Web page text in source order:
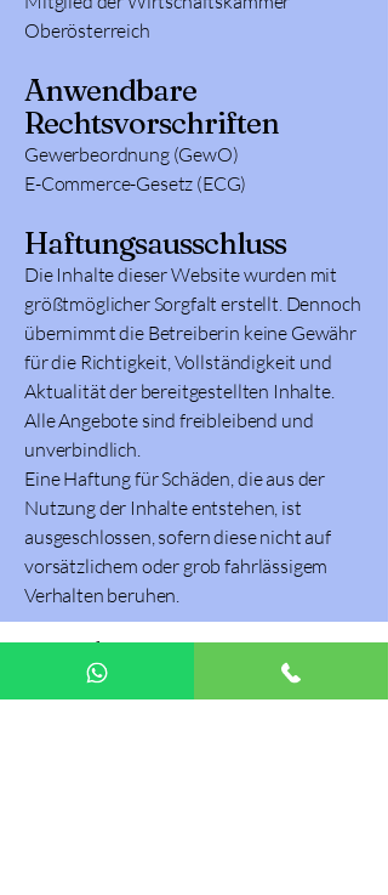
Oberösterreich
Anwendbare
Rechtsvorschriften
Gewerbeordnung (GewO)
E-Commerce-Gesetz (ECG)
Haftungsausschluss
Die Inhalte dieser Website wurden mit
größtmöglicher Sorgfalt erstellt. Dennoch
übernimmt die Betreiberin keine Gewähr
für die Richtigkeit, Vollständigkeit und
Aktualität der bereitgestellten Inhalte.
Alle Angebote sind freibleibend und
unverbindlich.
Eine Haftung für Schäden, die aus der
Nutzung der Inhalte entstehen, ist
ausgeschlossen, sofern diese nicht auf
vorsätzlichem oder grob fahrlässigem
Verhalten beruhen.
🏡 Standort
HüpfOase
Holzleitnerstraße 54